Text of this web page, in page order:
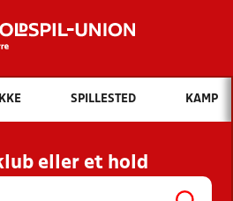
Hvad vil du søge efter?
INDHOLD OG NYHEDER
KLUBBER OG
HOLD
SPILLESTED KAMP
eller et hold